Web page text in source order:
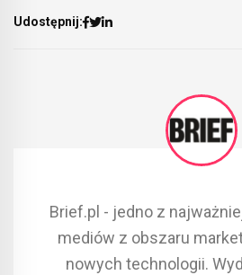
Udostępnij:
Brief.pl - jedno z
mediów z obszaru
nowych technologii.